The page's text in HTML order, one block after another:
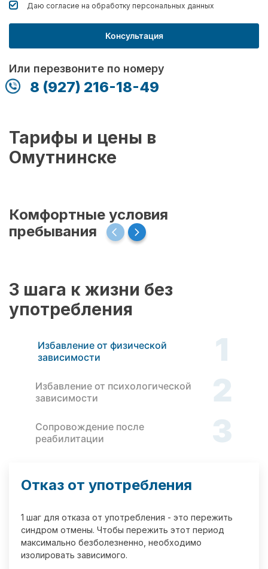
Даю согласие на обработку персональных данных
Консультация
Или перезвоните по номеру
8 (927) 216-18-49
Тарифы и цены в
Омутнинске
Комфортные условия
пребывания
3 шага к жизни без
употребления
Избавление от физической
зависимости
1
Избавление от психологической
зависимости
2
Сопровождение после
реабилитации
3
Отказ от употребления
1 шаг для отказа от употребления - это пережить
синдром отмены. Чтобы пережить этот период
максимально безболезненно, необходимо
изолировать зависимого.